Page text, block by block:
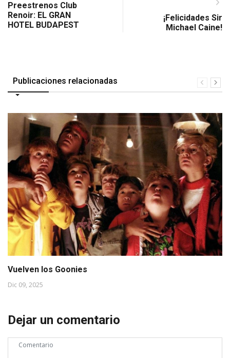
Preestrenos Club
Renoir: EL GRAN
HOTEL BUDAPEST
¡Felicidades Sir
Michael Caine!
Publicaciones relacionadas
Vuelven los Goonies
Dic 09, 2025
Dejar un comentario